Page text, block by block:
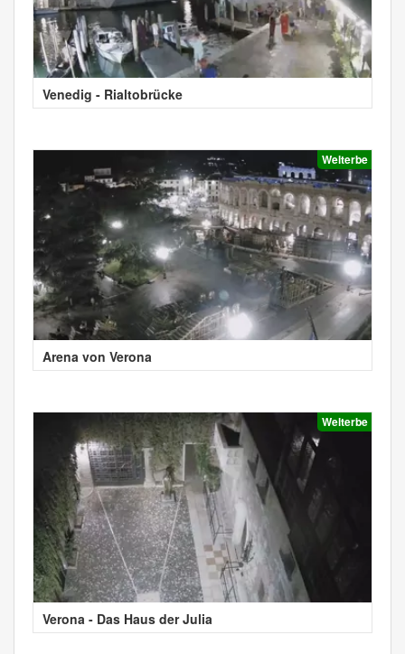
Venedig - Rialtobrücke
Welterbe
Arena von Verona
Welterbe
Verona - Das Haus der Julia